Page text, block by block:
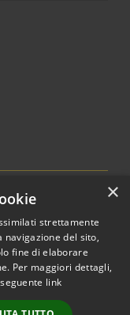
© 2026 • Comune di
Laghetto • Powered by
×
strettamente
del sito,
fine di elaborare
Per maggiori dettagli,
link